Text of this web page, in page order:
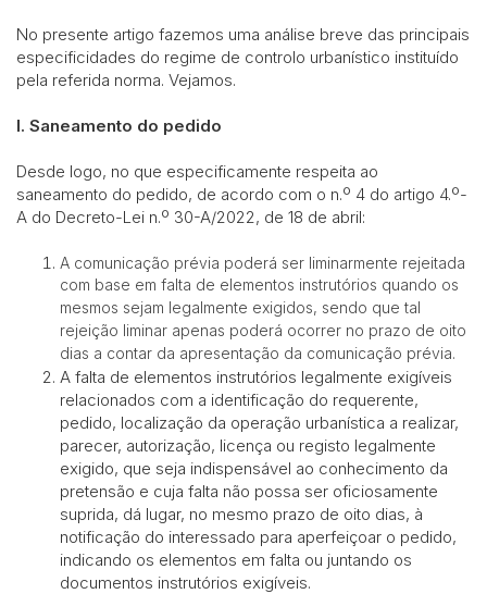
No presente artigo fazemos uma análise breve das principais
especificidades do regime de controlo urbanístico instituído
pela referida norma. Vejamos.
I. Saneamento do pedido
Desde logo, no que especificamente respeita ao
saneamento do pedido, de acordo com o n.º 4 do artigo 4.º-
A do Decreto-Lei n.º 30-A/2022, de 18 de abril:
A comunicação prévia poderá ser liminarmente rejeitada
com base em falta de elementos instrutórios quando os
mesmos sejam legalmente exigidos, sendo que tal
rejeição liminar apenas poderá ocorrer no prazo de oito
dias a contar da apresentação da comunicação prévia.
A falta de elementos instrutórios legalmente exigíveis
relacionados com a identificação do requerente,
pedido, localização da operação urbanística a realizar,
parecer, autorização, licença ou registo legalmente
exigido, que seja indispensável ao conhecimento da
pretensão e cuja falta não possa ser oficiosamente
suprida, dá lugar, no mesmo prazo de oito dias, à
notificação do interessado para aperfeiçoar o pedido,
indicando os elementos em falta ou juntando os
documentos instrutórios exigíveis.